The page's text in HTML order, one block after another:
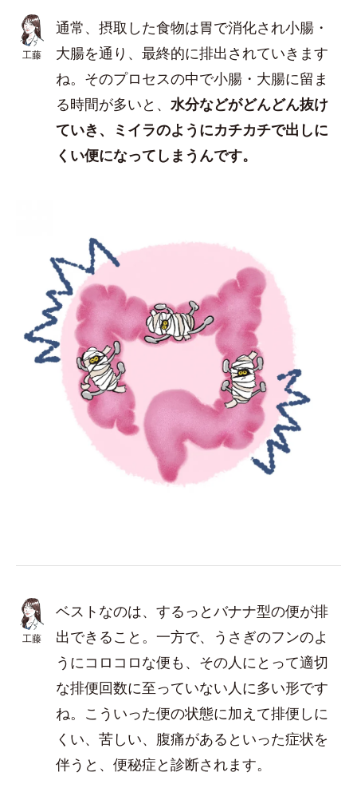
工藤
通常、摂取した食物は胃で消化され小腸・
大腸を通り、最終的に排出されていきます
ね。そのプロセスの中で小腸・大腸に留ま
る時間が多いと、 水分などがどんどん抜け
ていき、ミイラのようにカチカチで出しに
くい便になってしまうんです。
工藤
ベストなのは、するっとバナナ型の便が排
出できること。一方で、うさぎのフンのよ
うにコロコロな便も、その人にとって適切
な排便回数に至っていない人に多い形です
ね。こういった便の状態に加えて排便しに
くい、苦しい、腹痛があるといった症状を
伴うと、便秘症と診断されます。